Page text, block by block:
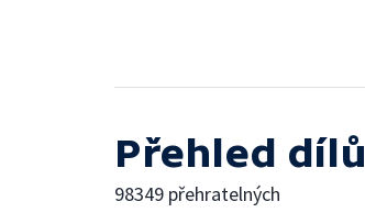
Přehled dílů
98349 přehratelných